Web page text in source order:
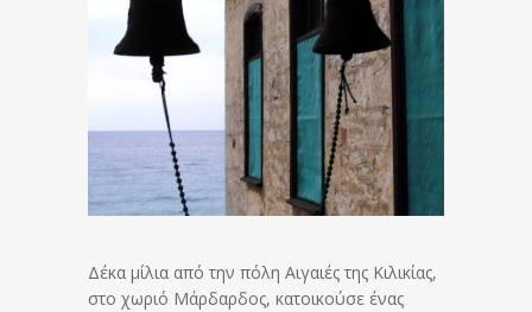
Δέκα μίλια από την πόλη Αιγαιές της Κιλικίας,
στο χωριό Μάρδαρδος, κατοικούσε ένας